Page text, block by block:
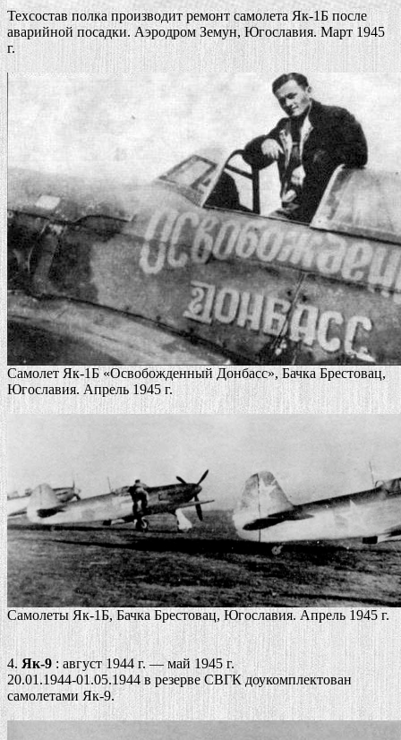
Техсостав полка производит ремонт самолета Як-1Б после
аварийной посадки. Аэродром Земун, Югославия. Март 1945
г.
Cамолет Як-1Б «Освобожденный Донбасс», Бачка Брестовац,
Югославия. Апрель 1945 г.
Cамолеты Як-1Б, Бачка Брестовац, Югославия. Апрель 1945 г.
4. Як-9 : август 1944 г. — май 1945 г.
20.01.1944-01.05.1944 в резерве СВГК доукомплектован
самолетами Як-9.